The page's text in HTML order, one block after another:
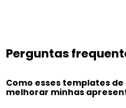
Perguntas
Como esses templates
melhorar minhas